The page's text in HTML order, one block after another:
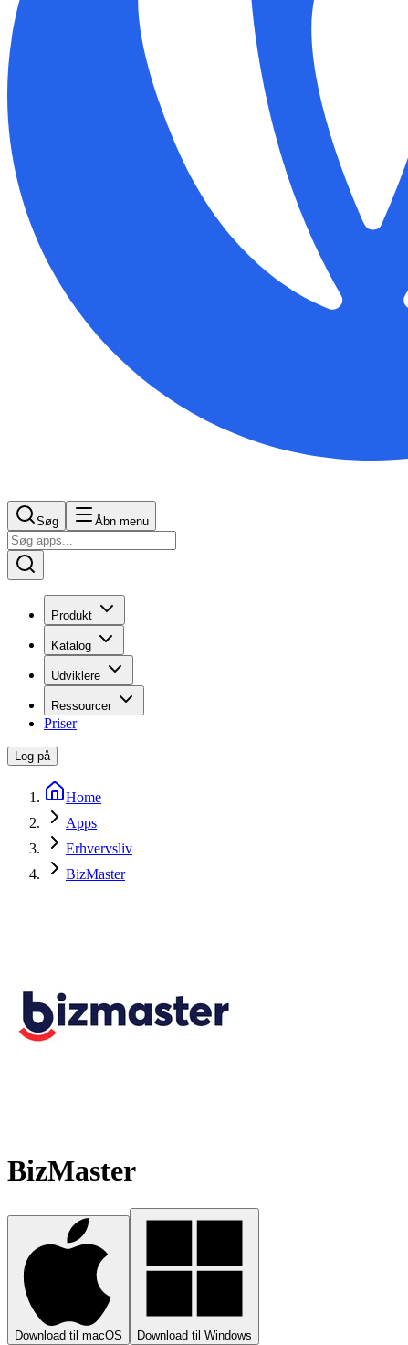
Søg Åbn menu
Produkt
Katalog
Udviklere
Ressourcer
Priser
Log på
Home
Apps
Erhvervsliv
BizMaster
BizMaster
Download til macOS Download til Windows